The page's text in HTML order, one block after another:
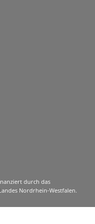
durch das
Nordrhein-Westfalen.